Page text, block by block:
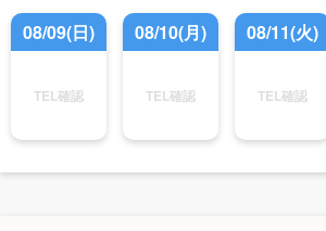
08/09(日)
TEL確認
08/10(月)
TEL確認
08/11(火)
TEL確認